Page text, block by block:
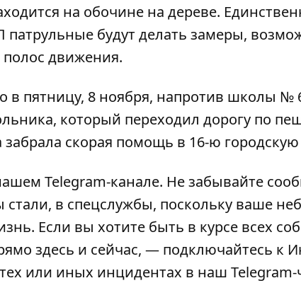
на обочине на дереве.
патрульные будут делать замеры,
движения.
в пятницу, 8 ноября, напротив школы №
который переходил дорогу по
скорая помощь в 16-ю
Telegram-канале. Не забывайте
в спецслужбы, поскольку ваше
Если вы хотите быть в курсе всех
здесь и сейчас, — подключайтесь к
или иных инцидентах в наш Telegram-